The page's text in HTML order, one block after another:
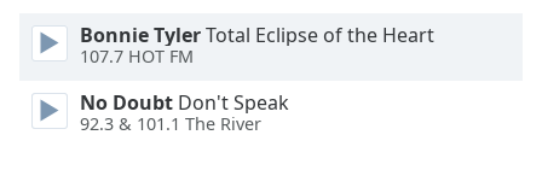
Font
Bonnie TylerTotal Eclipse of the Heart
107.7 HOT FM
No Doubt Don't Speak
92.3 & 101.1 The River